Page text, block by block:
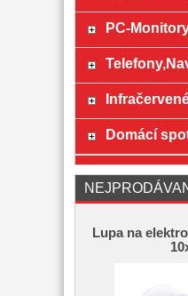
PC-
Domácí
Lupa na